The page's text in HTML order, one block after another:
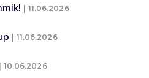
11.06.2026
11.06.2026
10.06.2026